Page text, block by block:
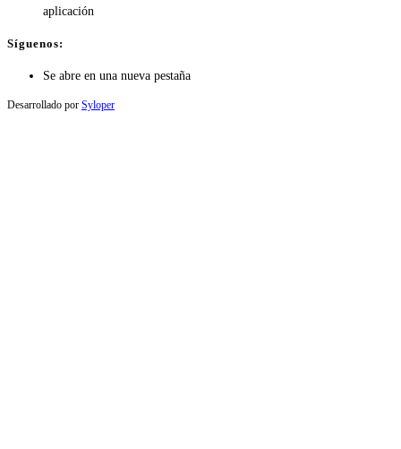
aplicación
Síguenos:
Se abre en una nueva pestaña
Desarrollado por Syloper